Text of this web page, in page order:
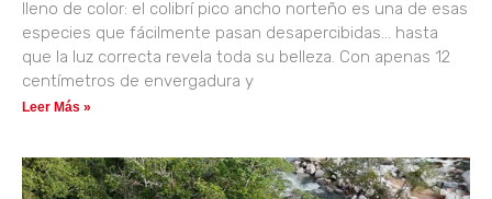
lleno de color: el colibrí pico ancho norteño es una de esas
especies que fácilmente pasan desapercibidas… hasta
que la luz correcta revela toda su belleza. Con apenas 12
centímetros de envergadura y
Leer Más »